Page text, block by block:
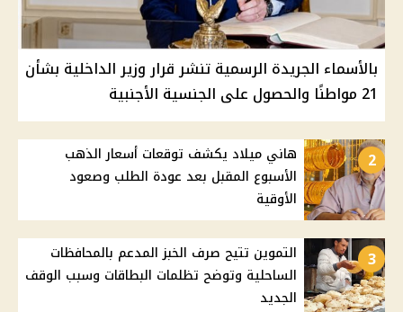
بالأسماء الجريدة الرسمية تنشر قرار وزير الداخلية بشأن
21 مواطنًا والحصول على الجنسية الأجنبية
2
هاني ميلاد يكشف توقعات أسعار الذهب
الأسبوع المقبل بعد عودة الطلب وصعود
الأوقية
3
التموين تتيح صرف الخبز المدعم بالمحافظات
الساحلية وتوضح تظلمات البطاقات وسبب الوقف
الجديد